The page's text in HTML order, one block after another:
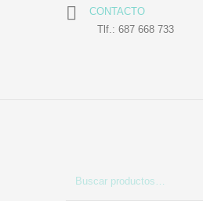
CONTACTO
Tlf.: 687 668 733